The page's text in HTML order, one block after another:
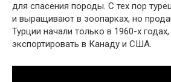
для спасения породы. С тех пор
и выращивают в зоопарках, но
Турции начали только в 1960-х
экспортировать в Канаду и США.